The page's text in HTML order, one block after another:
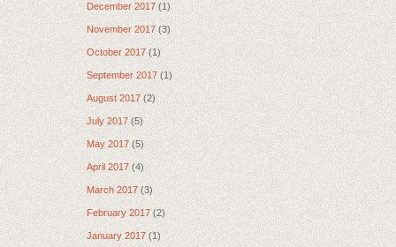
December 2017 (1)
November 2017 (3)
October 2017 (1)
September 2017 (1)
August 2017 (2)
July 2017 (5)
May 2017 (5)
April 2017 (4)
March 2017 (3)
February 2017 (2)
January 2017 (1)